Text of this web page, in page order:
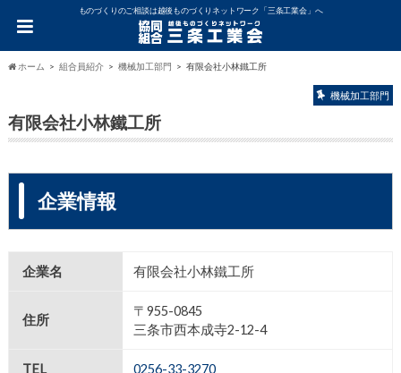
ものづくりのご相談は越後ものづくりネットワーク「三条工業会」へ
ホーム 組合員紹介 機械加工部門 有限会社小林鐵工所
機械加工部門
有限会社小林鐵工所
企業情報
企業名 有限会社小林鐵工所
住所
〒955-0845
三条市西本成寺2-12-4
TEL 0256-33-3270